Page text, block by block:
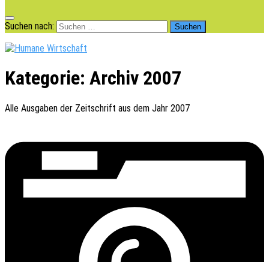
Suchen nach:
Kategorie: Archiv 2007
Alle Ausga­ben der Zeit­schrift aus dem Jahr 2007